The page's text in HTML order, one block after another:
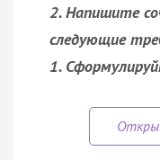
2. Напишите
следующие
1.